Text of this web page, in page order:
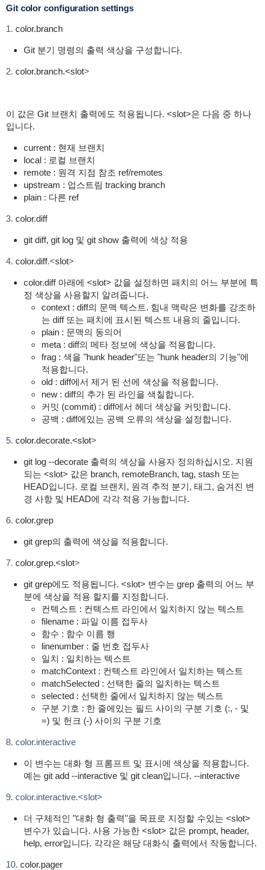
Git color configuration settings
1. color.branch
Git 분기 명령의 출력 색상을 구성합니다.
2. color.branch.<slot>
이 값은 Git 브랜치 출력에도 적용됩니다. <slot>은 다음 중 하나
입니다.
current : 현재 브랜치
local : 로컬 브랜치
remote : 원격 지점 참조 ref/remotes
upstream : 업스트림 tracking branch
plain : 다른 ref
3. color.diff
git diff, git log 및 git show 출력에 색상 적용
4. color.diff.<slot>
color.diff 아래에 <slot> 값을 설정하면 패치의 어느 부분에 특
정 색상을 사용할지 알려줍니다.
context : diff의 문맥 텍스트. 힘내 맥락은 변화를 강조하
는 diff 또는 패치에 표시된 텍스트 내용의 줄입니다.
plain : 문맥의 동의어
meta : diff의 메타 정보에 색상을 적용합니다.
frag : 색을 "hunk header"또는 "hunk header의 기능"에
적용합니다.
old : diff에서 제거 된 선에 색상을 적용합니다.
new : diff의 추가 된 라인을 색칠합니다.
커밋 (commit) : diff에서 헤더 색상을 커밋합니다.
공백 : diff에있는 공백 오류의 색상을 설정합니다.
5. color.decorate.<slot>
git log --decorate 출력의 색상을 사용자 정의하십시오. 지원
되는 <slot> 값은 branch, remoteBranch, tag, stash 또는
HEAD입니다. 로컬 브랜치, 원격 추적 분기, 태그, 숨겨진 변
경 사항 및 HEAD에 각각 적용 가능합니다.
6. color.grep
git grep의 출력에 색상을 적용합니다.
7. color.grep.<slot>
git grep에도 적용됩니다. <slot> 변수는 grep 출력의 어느 부
분에 색상을 적용 할지를 지정합니다.
컨텍스트 : 컨텍스트 라인에서 일치하지 않는 텍스트
filename : 파일 이름 접두사
함수 : 함수 이름 행
linenumber : 줄 번호 접두사
일치 : 일치하는 텍스트
matchContext : 컨텍스트 라인에서 일치하는 텍스트
matchSelected : 선택한 줄의 일치하는 텍스트
selected : 선택한 줄에서 일치하지 않는 텍스트
구분 기호 : 한 줄에있는 필드 사이의 구분 기호 (:, - 및
=) 및 헌크 (-) 사이의 구분 기호
8. color.interactive
이 변수는 대화 형 프롬프트 및 표시에 색상을 적용합니다.
예는 git add --interactive 및 git clean입니다. --interactive
9. color.interactive.<slot>
더 구체적인 "대화 형 출력"을 목표로 지정할 수있는 <slot>
변수가 있습니다. 사용 가능한 <slot> 값은 prompt, header,
help, error입니다. 각각은 해당 대화식 출력에서 작동합니다.
10. color.pager